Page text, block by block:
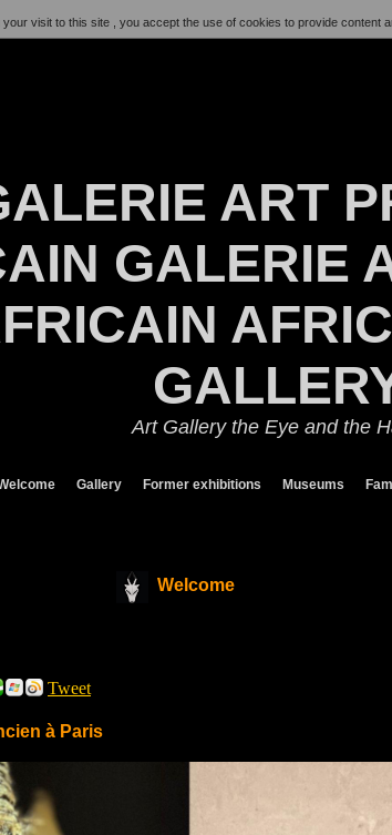
your visit to this site , you accept the use of cookies to provide content
ART
GALERIE
Art Gallery the Eye and the
Gallery Former exhibitions Museums
Welcome
Tweet
à Paris